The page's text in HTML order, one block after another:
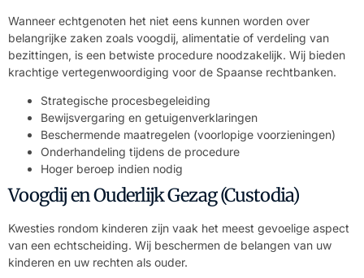
Wanneer echtgenoten het niet eens kunnen worden over
belangrijke zaken zoals voogdij, alimentatie of verdeling van
bezittingen, is een betwiste procedure noodzakelijk. Wij bieden
krachtige vertegenwoordiging voor de Spaanse rechtbanken.
Strategische procesbegeleiding
Bewijsvergaring en getuigenverklaringen
Beschermende maatregelen (voorlopige voorzieningen)
Onderhandeling tijdens de procedure
Hoger beroep indien nodig
Voogdij en Ouderlijk Gezag (Custodia)
Kwesties rondom kinderen zijn vaak het meest gevoelige aspect
van een echtscheiding. Wij beschermen de belangen van uw
kinderen en uw rechten als ouder.